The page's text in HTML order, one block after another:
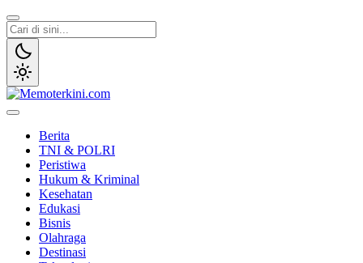
Lewati
ke
konten
Berita
TNI & POLRI
Peristiwa
Hukum & Kriminal
Kesehatan
Edukasi
Bisnis
Olahraga
Destinasi